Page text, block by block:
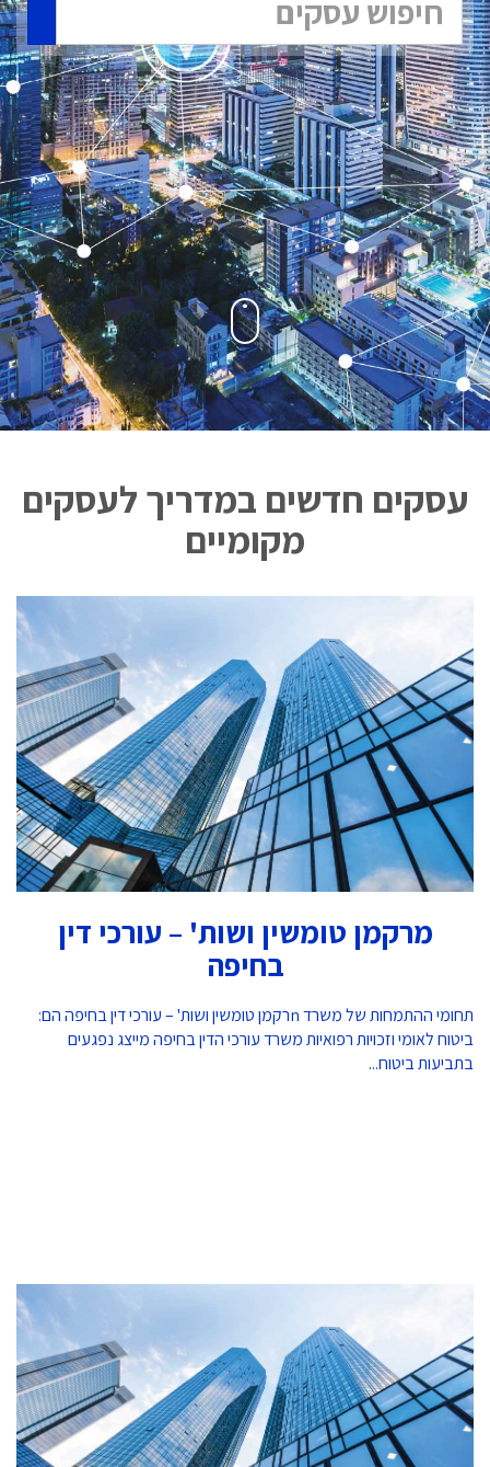
עסקים חדשים במדריך לעסקים
מקומיים
מרקמן טומשין ושות' – עורכי דין
בחיפה
תחומי ההתמחות של משרד nרקמן טומשין ושות' – עורכי דין בחיפה הם:
ביטוח לאומי וזכויות רפואיות משרד עורכי הדין בחיפה מייצג נפגעים
בתביעות ביטוח...